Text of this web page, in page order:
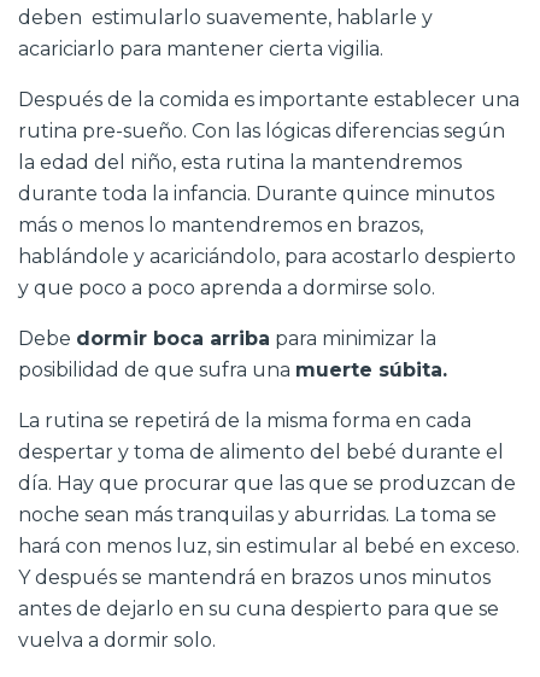
deben estimularlo suavemente, hablarle y
acariciarlo para mantener cierta vigilia.
Después de la comida es importante establecer una
rutina pre-sueño. Con las lógicas diferencias según
la edad del niño, esta rutina la mantendremos
durante toda la infancia. Durante quince minutos
más o menos lo mantendremos en brazos,
hablándole y acariciándolo, para acostarlo despierto
y que poco a poco aprenda a dormirse solo.
Debe dormir boca arriba para minimizar la
posibilidad de que sufra una muerte súbita.
La rutina se repetirá de la misma forma en cada
despertar y toma de alimento del bebé durante el
día. Hay que procurar que las que se produzcan de
noche sean más tranquilas y aburridas. La toma se
hará con menos luz, sin estimular al bebé en exceso.
Y después se mantendrá en brazos unos minutos
antes de dejarlo en su cuna despierto para que se
vuelva a dormir solo.